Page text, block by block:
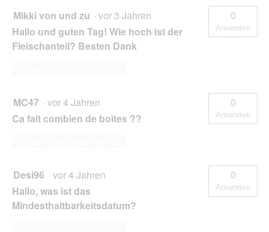
Mikki von und zu · vor 3 Jahren
Hallo und guten Tag! Wie hoch ist der
Fleischanteil? Besten Dank
0
Antworten
MC47 · vor 4 Jahren
Ca fait combien de boîtes ??
0
Antworten
Desi96 · vor 4 Jahren
Hallo, was ist das
Mindesthaltbarkeitsdatum?
0
Antworten